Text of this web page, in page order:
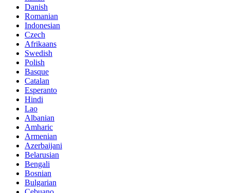
Danish
Romanian
Indonesian
Czech
Afrikaans
Swedish
Polish
Basque
Catalan
Esperanto
Hindi
Lao
Albanian
Amharic
Armenian
Azerbaijani
Belarusian
Bengali
Bosnian
Bulgarian